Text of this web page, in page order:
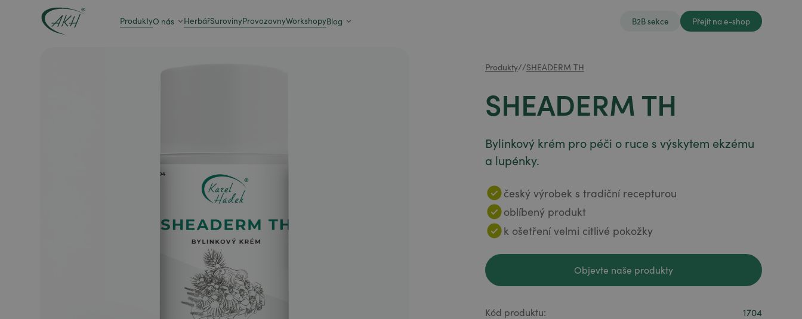
ProduktyO nás HerbářSurovinyProvozovnyWorkshopyBlog B2B sekce Přejít na e-shop
Produkty//SHEADERM TH
SHEADERM TH
Bylinkový krém pro péči o ruce s výskytem ekzému
a lupénky.
český výrobek s tradiční recepturou
oblíbený produkt
k ošetření velmi citlivé pokožky
Objevte naše produkty
Objevte naše produkty
Kód produktu: 1704